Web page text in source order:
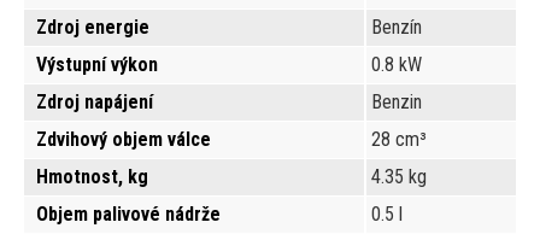
Zdroj energie
Benzín
Výstupní výkon
0.8 kW
Zdroj napájení
Benzin
Zdvihový objem válce
28 cm³
Hmotnost, kg
4.35 kg
Objem palivové nádrže
0.5 l